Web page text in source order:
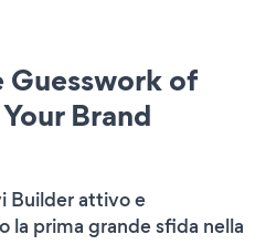
Guesswork of
Brand
Builder attivo e
la prima grande sfida nella